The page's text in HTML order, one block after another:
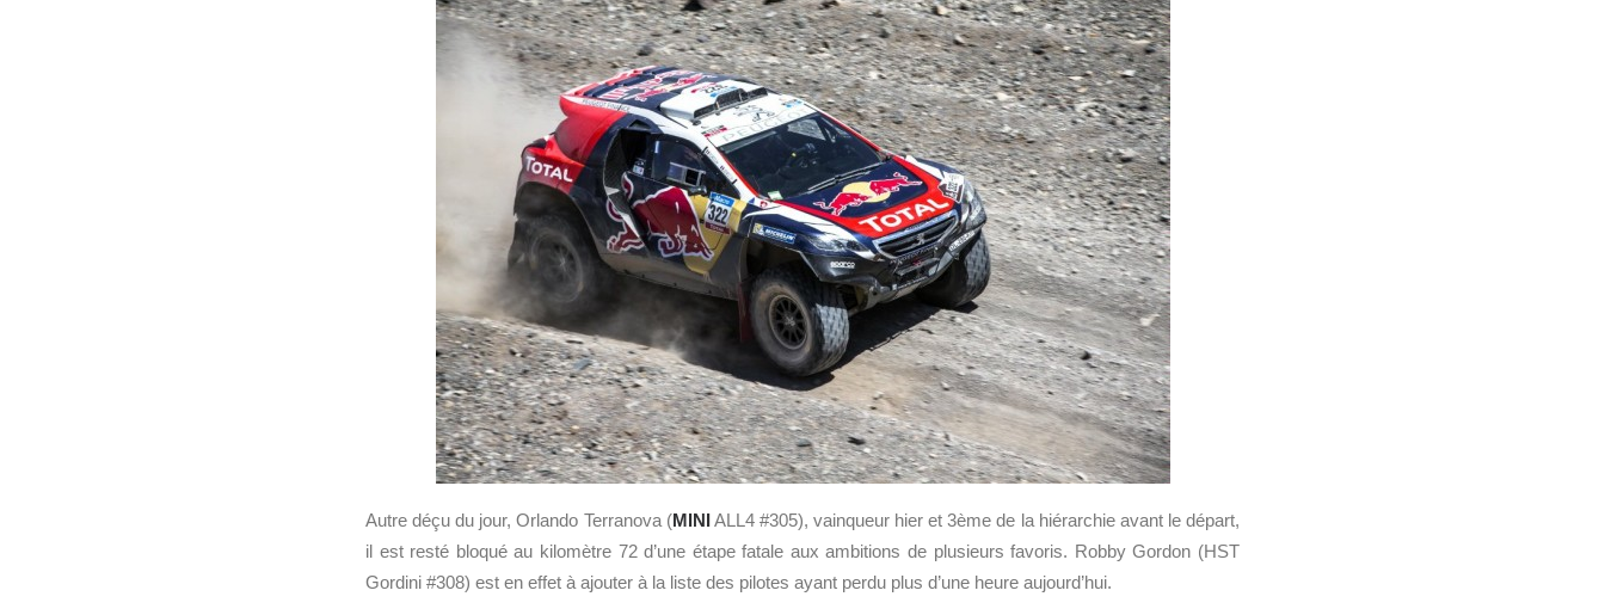
Autre déçu du jour, Orlando Terranova (MINIALL4 #305), vainqueur hier et 3ème de la hiérarchie avant le départ,
il est resté bloqué au kilomètre 72 d’une étape fatale aux ambitions de plusieurs favoris. Robby Gordon (HST
Gordini #308) est en effet à ajouter à la liste des pilotes ayant perdu plus d’une heure aujourd’hui.